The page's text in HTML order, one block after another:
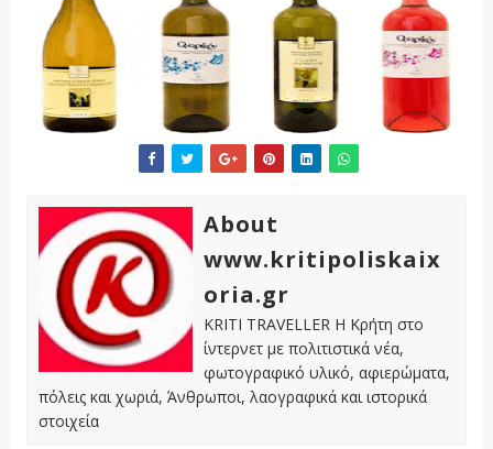
About
www.kritipoliskaix
oria.gr
KRITI TRAVELLER Η Κρήτη στο
ίντερνετ με πολιτιστικά νέα,
φωτογραφικό υλικό, αφιερώματα,
πόλεις και χωριά, Άνθρωποι, λαογραφικά και ιστορικά
στοιχεία